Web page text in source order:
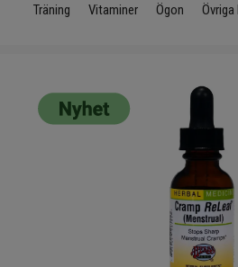
Vattenrening & Övrigt
Fyndlådan
Träning Vitaminer Ögon